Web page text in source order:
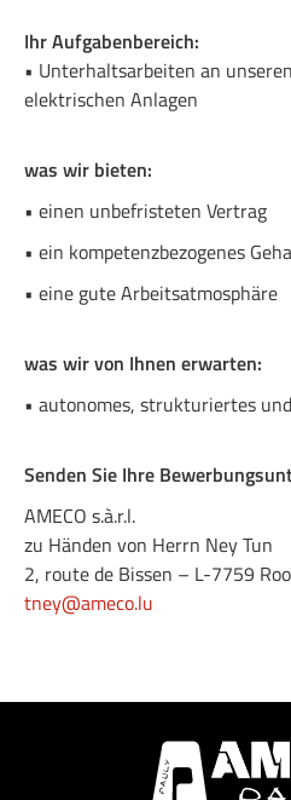
1 qualifizierter
1 Metallbau-Techniker
1
1 Schlosser /
1 Ingenieur in Mechanik
1 Industrieller
Ihr Aufgabenbereich:
• Unterhaltsarbeiten an
elektrischen Anlagen
was wir bieten:
• einen unbefristeten Vertrag
• ein kompetenzbezogenes
• eine gute Arbeitsatmosphäre
was wir von Ihnen erwarten:
• autonomes, strukturiertes
Senden Sie Ihre
AMECO s.à.r.l.
zu Händen von Herrn Ney Tun
2, route de Bissen – L-7759
tney@ameco.lu